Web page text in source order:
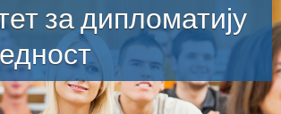
за дипломатију